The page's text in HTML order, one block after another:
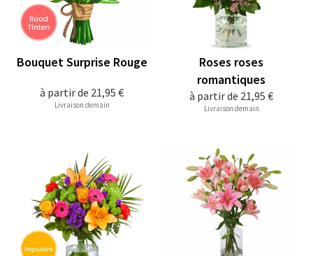
à partir de 21,95 €
Bouquet Surprise Rouge
Livraison demain
à partir de 21,95 €
Roses roses
romantiques
Livraison demain